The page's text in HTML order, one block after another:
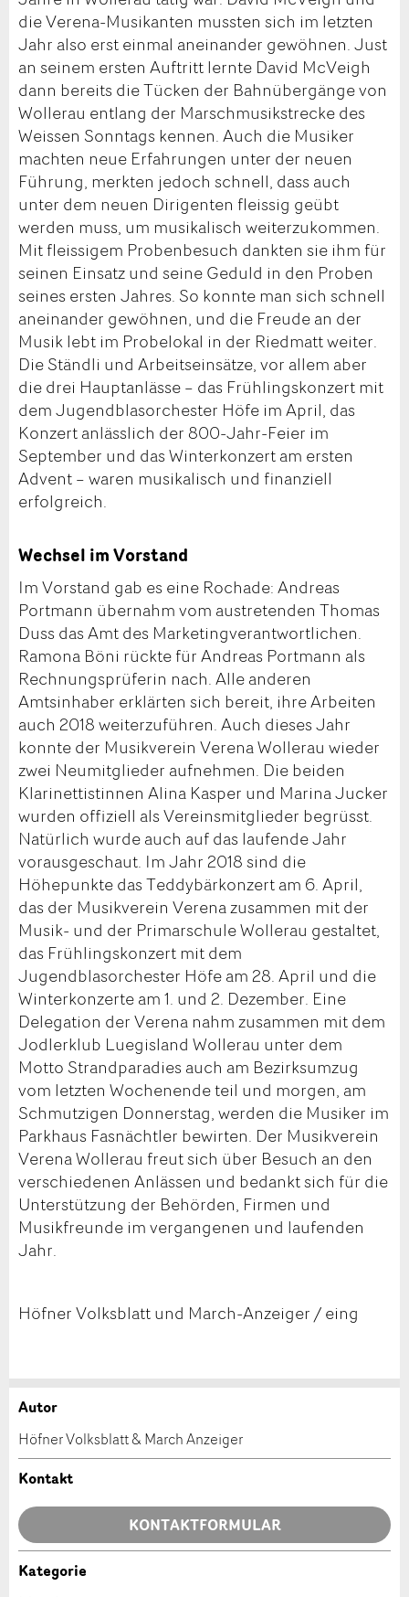
die Verena-Musikanten mussten sich im letzten
Jahr also erst einmal aneinander gewöhnen. Just
an seinem ersten Auftritt lernte David McVeigh
dann bereits die Tücken der Bahnübergänge von
Wollerau entlang der Marschmusikstrecke des
Weissen Sonntags kennen. Auch die Musiker
machten neue Erfahrungen unter der neuen
Führung, merkten jedoch schnell, dass auch
unter dem neuen Dirigenten fleissig geübt
werden muss, um musikalisch weiterzukommen.
Mit fleissigem Probenbesuch dankten sie ihm für
seinen Einsatz und seine Geduld in den Proben
seines ersten Jahres. So konnte man sich schnell
aneinander gewöhnen, und die Freude an der
Musik lebt im Probelokal in der Riedmatt weiter.
Die Ständli und Arbeitseinsätze, vor allem aber
die drei Hauptanlässe – das Frühlingskonzert mit
dem Jugendblasorchester Höfe im April, das
Konzert anlässlich der 800-Jahr-Feier im
September und das Winterkonzert am ersten
Advent – waren musikalisch und finanziell
erfolgreich.
Wechsel im Vorstand
Im Vorstand gab es eine Rochade: Andreas
Portmann übernahm vom austretenden Thomas
Duss das Amt des Marketingverantwortlichen.
Ramona Böni rückte für Andreas Portmann als
Rechnungsprüferin nach. Alle anderen
Amtsinhaber erklärten sich bereit, ihre Arbeiten
auch 2018 weiterzuführen. Auch dieses Jahr
konnte der Musikverein Verena Wollerau wieder
zwei Neumitglieder aufnehmen. Die beiden
Klarinettistinnen Alina Kasper und Marina Jucker
wurden offiziell als Vereinsmitglieder begrüsst.
Natürlich wurde auch auf das laufende Jahr
vorausgeschaut. Im Jahr 2018 sind die
Höhepunkte das Teddybärkonzert am 6. April,
das der Musikverein Verena zusammen mit der
Musik- und der Primarschule Wollerau gestaltet,
das Frühlingskonzert mit dem
Jugendblasorchester Höfe am 28. April und die
Winterkonzerte am 1. und 2. Dezember. Eine
Delegation der Verena nahm zusammen mit dem
Jodlerklub Luegisland Wollerau unter dem
Motto Strandparadies auch am Bezirksumzug
vom letzten Wochenende teil und morgen, am
Schmutzigen Donnerstag, werden die Musiker im
Parkhaus Fasnächtler bewirten. Der Musikverein
Verena Wollerau freut sich über Besuch an den
verschiedenen Anlässen und bedankt sich für die
Unterstützung der Behörden, Firmen und
Musikfreunde im vergangenen und laufenden
Jahr.
Höfner Volksblatt und March-Anzeiger / eing
Anzeige beanstanden
Ihr Feedback wird sehr geschätzt!
Allgemeines Feedback
Anzeige nicht mehr gültig
Anzeige unvollständig
Anzeige weiterempfehlen
Empfehlen Sie diese Anzeige an Freunde weiter.
Autor
Höfner Volksblatt & March Anzeiger
Kontakt
KONTAKTFORMULAR
Kategorie